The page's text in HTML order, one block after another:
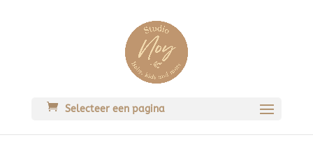
Selecteer een pagina